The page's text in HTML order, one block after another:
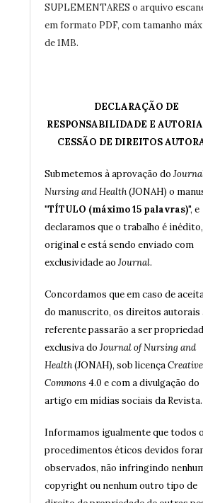
SUPLEMENTARES o arquivo
em formato PDF, com tamanho
de 1MB.
DECLARAÇÃO DE
RESPONSABILIDADE E
CESSÃO DE DIREITOS
Submetemos à aprovação do
Nursing and Health(JONAH) o
"TÍTULO (máximo 15 palavras)", e
declaramos que o trabalho é inédito,
original e está sendo enviado com
exclusividade ao Journal.
Concordamos que em caso de
do manuscrito, os direitos autorais
referente passarão a ser
exclusiva do Journal of Nursing and
Health(JONAH), sob licençaCreative
Commons 4.0 e com a divulgação do
artigo em mídias sociais da Revista.
Informamos igualmente que todos
procedimentos éticos devidos
observados, não infringindo
copyright ou nenhum outro tipo de